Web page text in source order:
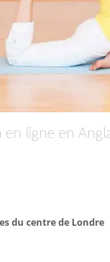
en ligne en
du centre de Londre